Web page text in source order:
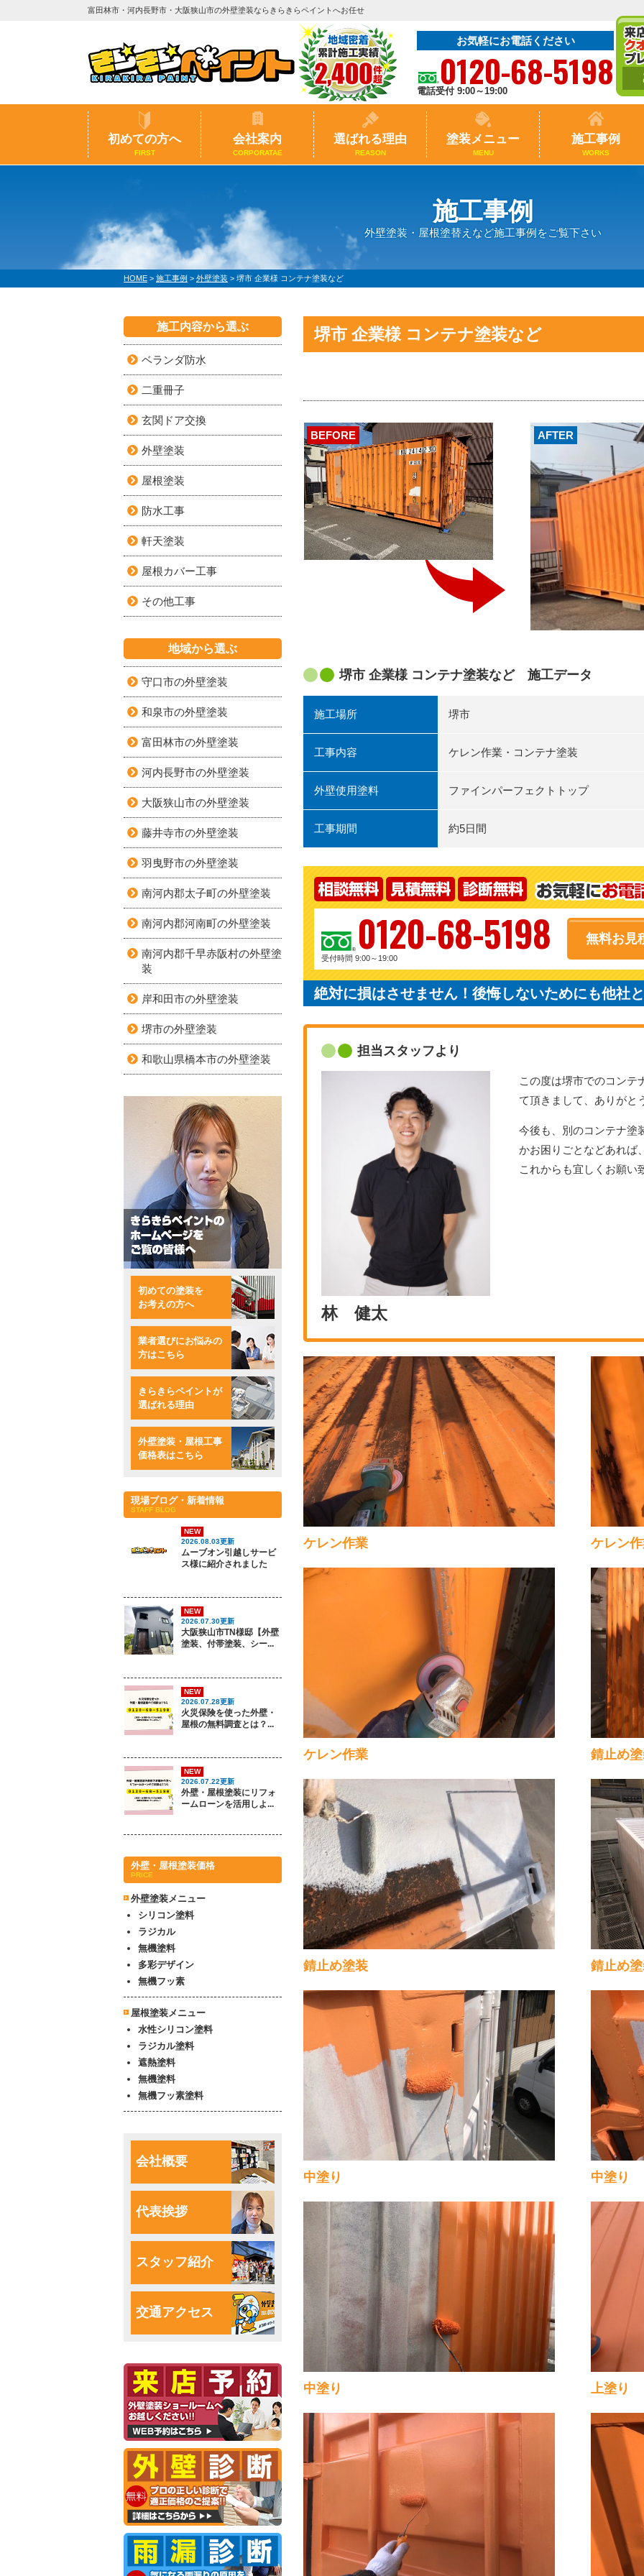
富田林市・河内長野市・大阪狭山市の外壁塗装ならきらきらペイントへお任せ
お気軽にお電話ください
0120-68-5198
電話受付 9:00～19:00
初めての方へ
FIRST
会社案内
CORPORATAE
選ばれる理由
REASON
塗装メニュー
MENU
施工事例
WORKS
施工事例
外壁塗装・屋根塗替えなど施工事例をご覧下さい
HOME > 施工事例 > 外壁塗装 > 堺市 企業様 コンテナ塗装など
堺市 企業様 コンテナ塗装など
AFTER
BEFORE
堺市 企業様 コンテナ塗装など 施工データ
施工場所 堺市
工事内容 ケレン作業・コンテナ塗装
外壁使用塗料 ファインパーフェクトトップ
工事期間 約5日間
0120-68-5198
受付時間 9:00～19:00
無料お見
絶対に損はさせません！後悔しないためにも他社
担当スタッフより
林 健太
この度は堺市でのコンテ
て頂きまして、ありがと
今後も、別のコンテナ塗
かお困りごとなどあれば
これからも宜しくお願い
ケレン作業 ケレン
ケレン作業 錆止め
錆止め塗装 錆止め
中塗り 中塗り
中塗り 上塗り
施工内容から選ぶ
ベランダ防水
二重冊子
玄関ドア交換
外壁塗装
屋根塗装
防水工事
軒天塗装
屋根カバー工事
その他工事
地域から選ぶ
守口市の外壁塗装
和泉市の外壁塗装
富田林市の外壁塗装
河内長野市の外壁塗装
大阪狭山市の外壁塗装
藤井寺市の外壁塗装
羽曳野市の外壁塗装
南河内郡太子町の外壁塗装
南河内郡河南町の外壁塗装
南河内郡千早赤阪村の外壁塗
装
岸和田市の外壁塗装
堺市の外壁塗装
和歌山県橋本市の外壁塗装
初めての塗装を
お考えの方へ
業者選びにお悩みの
方はこちら
きらきらペイントが
選ばれる理由
外壁塗装・屋根工事
価格表はこちら
現場ブログ・新着情報
STAFF BLOG
NEW
2026.08.03更新
ムーブオン引越しサービ
ス様に紹介されました
NEW
2026.07.30更新
大阪狭山市TN様邸【外壁
塗装、付帯塗装、シー...
NEW
2026.07.28更新
火災保険を使った外壁・
屋根の無料調査とは？...
NEW
2026.07.22更新
外壁・屋根塗装にリフォ
ームローンを活用しよ...
外壁・屋根塗装価格
PRICE
外壁塗装メニュー
シリコン塗料
ラジカル
無機塗料
多彩デザイン
無機フッ素
屋根塗装メニュー
水性シリコン塗料
ラジカル塗料
遮熱塗料
無機塗料
無機フッ素塗料
会社概要
代表挨拶
スタッフ紹介
交通アクセス